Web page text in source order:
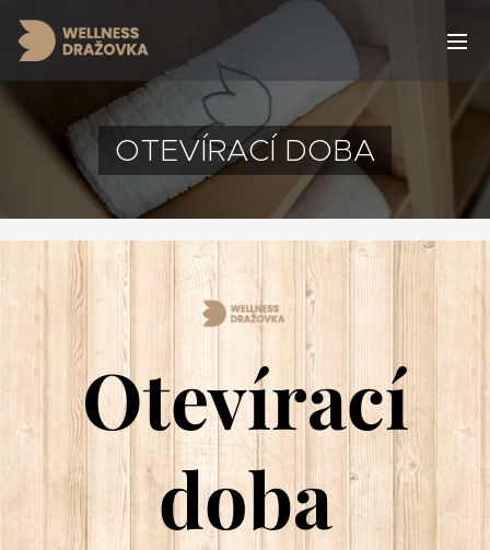
OTEVÍRACÍ DOBA
Otevírací
doba